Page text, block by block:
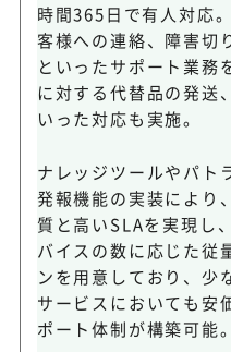
時間365日で有人対応
客様への連絡、障害切
といったサポート業務
に対する代替品の発送
いった対応も実施。
ナレッジツールやパト
発報機能の実装により
質と高いSLAを実現し
バイスの数に応じた従
ンを用意しており、少
サービスにおいても安
ポート体制が構築可能。